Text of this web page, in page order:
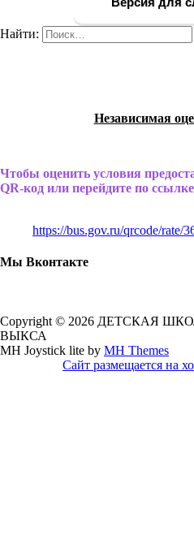
Найти:
Независимая
Чтобы оценить условия
QR-код или перейдите по
https://bus.gov.ru/qrcode/rate/
Мы Вконтакте
Copyright © 2026 ДЕТСКАЯ
ВЫКСА
MH Joystick lite by MH Themes
Сайт размещается на